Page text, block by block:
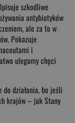
szkodliwe
antybiotyków
ale za to w
Pokazuje
i
ulegamy chęci
działania, bo jeśli
krajów – jak Stany